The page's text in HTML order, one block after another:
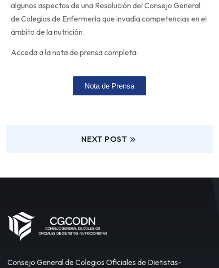
algunos aspectos de una Resolución del Consejo General
de Colegios de Enfermería que invadía competencias en el
ámbito de la nutrición.
Acceda a la nota de prensa completa:
Nota de Prensa
NEXT POST
Consejo General de Colegios Oficiales de Dietistas-